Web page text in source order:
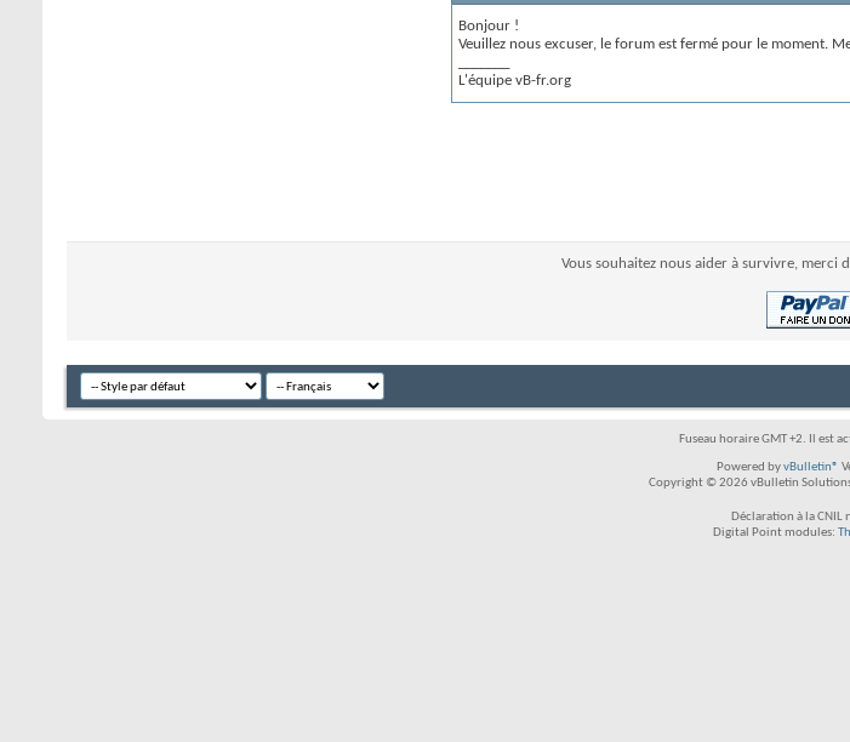
Bonjour !
Veuillez nous excuser, le forum est fermé pour le moment.
L'équipe vB-fr.org
Vous souhaitez nous aider à survivre, merci
Fuseau horaire GMT +2. Il est
Powered byvBulletin®
Copyright © 2026 vBulletin
Déclaration à la CNIL
Digital Point modules: